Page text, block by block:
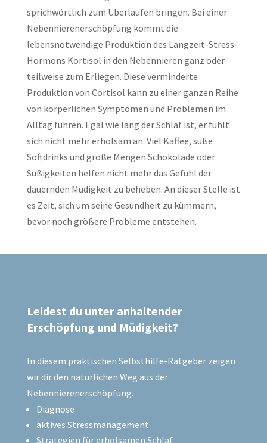
sprichwörtlich zum Überlaufen bringen. Bei einer
Nebennierenerschöpfung kommt die
lebensnotwendige Produktion des Langzeit-Stress-
Hormons Kortisol in den Nebennieren ganz oder
teilweise zum Erliegen. Diese verminderte
Produktion von Cortisol kann zu einer ganzen Reihe
von körperlichen Symptomen und Problemen im
Alltag führen. Egal wie lang der Schlaf ist, er fühlt
sich nicht mehr erholsam an. Viel Kaffee, süße
Softdrinks und große Mengen Schokolade oder
Süßigkeiten helfen nicht mehr das Gefühl der
dauernden Müdigkeit zu beheben. An dieser Stelle ist
es Zeit, sich um seine Gesundheit zu kümmern,
bevor noch größere Probleme entstehen.
Leidest du unter anhaltender
Erschöpfung und Müdigkeit?
In diesem praktischen Selbsthilfe-Ratgeber zeigen
wir dir den natürlichen Weg aus der
Nebennierenerschöpfung.
Diagnose
aktives Stressmanagement
Strategien für erholsamen Schlaf